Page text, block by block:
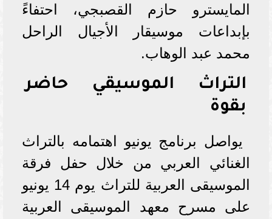
المايسترو حازم القصبجي، احتفاءً
بإبداعات موسيقار الأجيال الراحل
محمد عبد الوهاب.
التراث الموسيقي حاضر
بقوة
يواصل برنامج يونيو اهتمامه بالتراث
الغنائي العربي من خلال حفل فرقة
الموسيقى العربية للتراث يوم 14 يونيو
على مسرح معهد الموسيقى العربية